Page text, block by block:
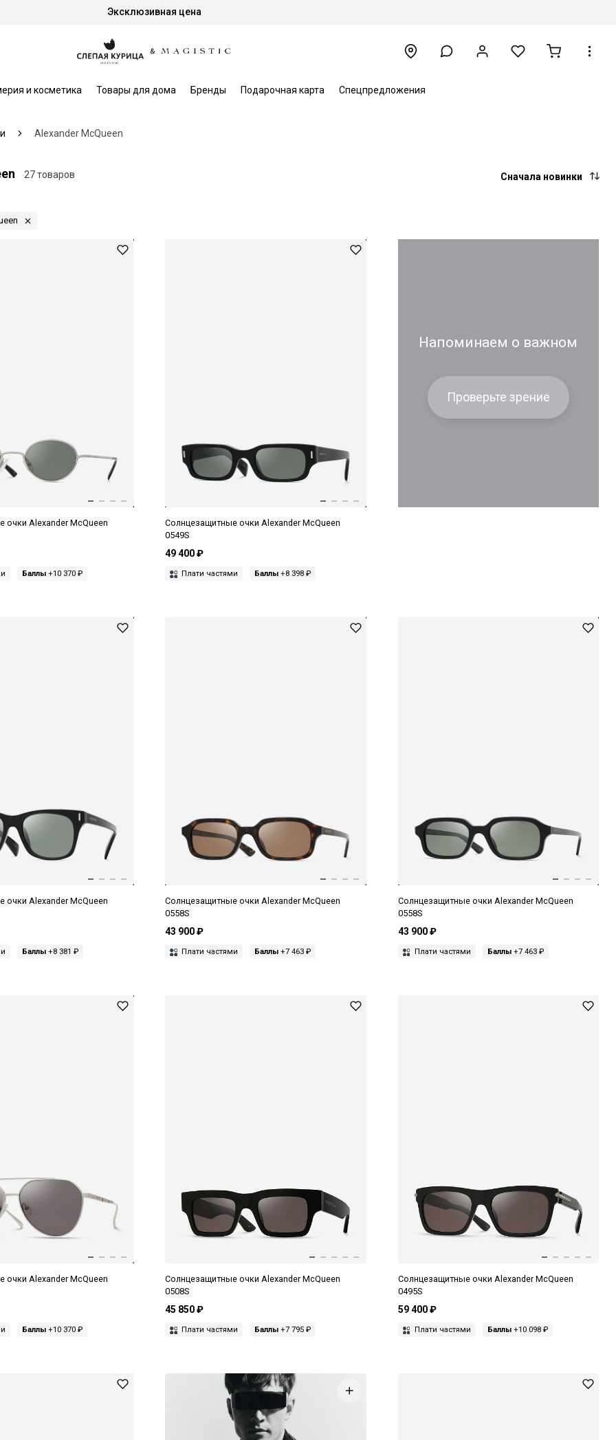
Эксклюзивная цена
и косметика Товары для дома Бренды Подарочная карта Спецпредложения
Alexander McQueen
27 товаров Сначала новинки
очки Alexander McQueen
Баллы +10 370 ₽
Солнцезащитные очки Alexander McQueen
0549S
49 400 ₽
Плати частями Баллы +8 398 ₽
Напоминаем о важном
Проверьте зрение
очки Alexander McQueen
Баллы +8 381 ₽
Солнцезащитные очки Alexander McQueen
0558S
43 900 ₽
Плати частями Баллы +7 463 ₽
Солнцезащитные очки Alexander McQueen
0558S
43 900 ₽
Плати частями Баллы+7 463 ₽
очки Alexander McQueen
Баллы +10 370 ₽
Солнцезащитные очки Alexander McQueen
0508S
45 850 ₽
Плати частями Баллы +7 795 ₽
Солнцезащитные очки Alexander McQueen
0495S
59 400 ₽
Плати частями Баллы+10 098 ₽